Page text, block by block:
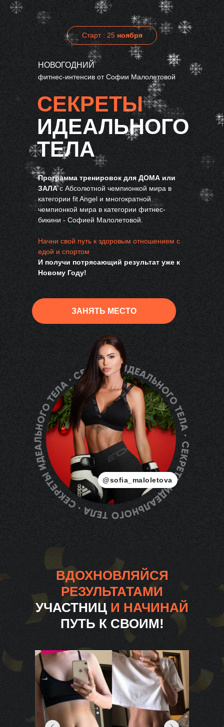
СЕКРЕТЫ
ИДЕАЛЬНОГО
ТЕЛА
Программа тренировок для ДОМА или
ЗАЛАс Абсолютной чемпионкой мира в
категории fit Angel и многократной
чемпионкой мира в категории фитнес-
бикини - Софией Малолетовой.
Начни свой путь к здоровым отношением с
едой и спортом
И получи потрясающий результат уже к
Новому Году!
ЗАНЯТЬ МЕСТО
Старт : 25 ноября
@sofia_maloletova
фитнес-интенсив от Софии Малолетовой
НОВОГОДНИЙ
ВДОХНОВЛЯЙСЯ
РЕЗУЛЬТАТАМИ
УЧАСТНИЦ И НАЧИНАЙ
ПУТЬ К СВОИМ!